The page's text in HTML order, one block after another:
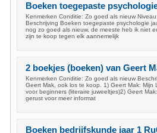
Boeken toegepaste
Kenmerken Conditie: Zo goed als nieuw
Beschrijving Boeken toegepaste psychologie
nog zo goed als nieuw, de meeste heb ik niet
zijn te koop tegen elk aannemelijk
2 boekjes (boeken) van Geert
Kenmerken Conditie: Zo goed als nieuw
Geert Mak, ook los te koop. 1) Geert Mak: Mijn
voor beginners (literaire juweeltjes)2) Geert
gerust voor meer informat
Boeken bedrijfskunde jaar 1